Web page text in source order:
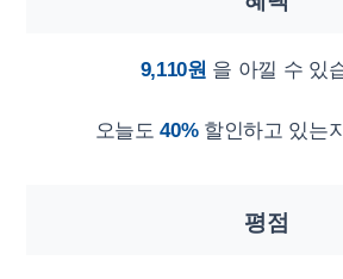
9,110원 을 아낄 수 있
오늘도40%할인하고 있는
평점